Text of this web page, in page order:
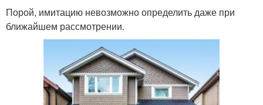
Порой, имитацию невозможно определить даже при
ближайшем рассмотрении.